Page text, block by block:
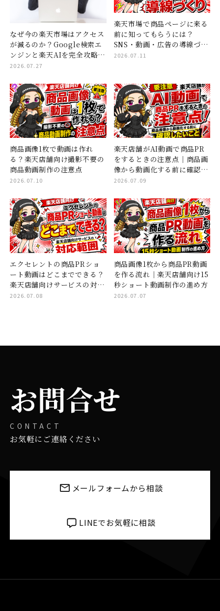
なぜ今の楽天市場はアクセス
が減るのか？Google検索エ
ンジンと楽天AIを完全攻略す
る「コンテンツページ×ショ
2026.07.27
楽天市場で商品ページに来る
前に知ってもらうには？
SNS・動画・広告の導線づく
り
2026.07.11
商品画像1枚で動画は作れ
る？楽天店舗向け撮影不要の
商品動画制作の注意点
2026.07.10
楽天店舗がAI動画で商品PR
をするときの注意点｜商品画
像から動画化する前に確認し
たいこと
2026.07.09
エクセレントの商品PRショ
ート動画はどこまでできる？
楽天店舗向けサービスの対応
範囲
2026.07.08
商品画像1枚から商品PR動画
を作る流れ｜楽天店舗向け15
秒ショート動画制作の進め方
2026.07.07
お問合せ
CONTACT
お気軽にご連絡ください
メールフォームから相談
LINEでお気軽に相談